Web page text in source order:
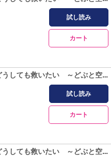
試し読み
カート
町人Ａは悪役令嬢をどうしても救いたい ～どぶと空と氷の姫君～６【電子書店共通特典イラスト付】
試し読み
カート
町人Ａは悪役令嬢をどうしても救いたい ～どぶと空と氷の姫君～７【電子書店共通特典イラスト付】